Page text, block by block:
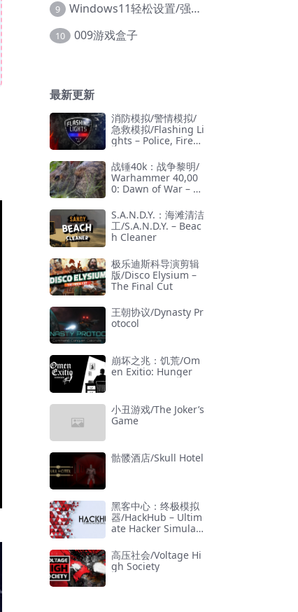
9 Windows11轻松设置/强力禁止WD等/兼容Win10
10 009游戏盒子
最新更新
消防模拟/警情模拟/
急救模拟/Flashing Li
ghts – Police, Firefi
Services Simulator
战锤40k：战争黎明/
Warhammer 40,00
0: Dawn of War – D
S.A.N.D.Y.：海滩清洁
工/S.A.N.D.Y. – Beac
h Cleaner
极乐迪斯科导演剪辑
版/Disco Elysium –
The Final Cut
王朝协议/Dynasty Pr
otocol
崩坏之兆：饥荒/Om
en Exitio: Hunger
小丑游戏/The Joker’s
Game
骷髅酒店/Skull Hotel
黑客中心：终极模拟
器/HackHub – Ultim
ate Hacker Simulat
高压社会/Voltage Hi
gh Society